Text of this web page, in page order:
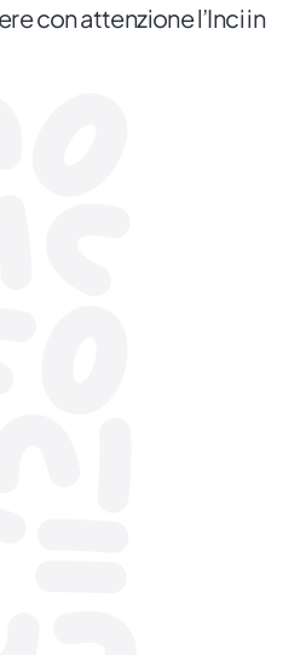
con attenzione l’Inci in